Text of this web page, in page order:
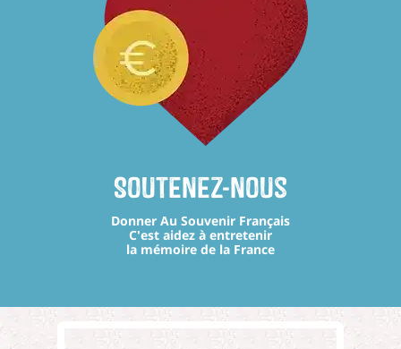
Soutenez-nous
Donner Au Souvenir Français
C'est aidez à entretenir
la mémoire de la France